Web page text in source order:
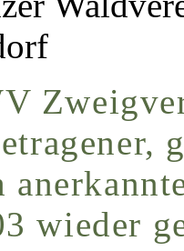
wieder